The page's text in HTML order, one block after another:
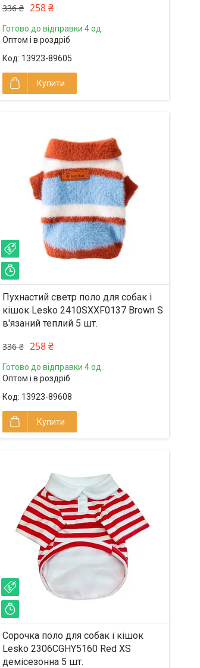
336 ₴ 258 ₴
Готово до відправки 4 од.
Оптом і в роздріб
13923-89605
Купити
Пухнастий светр поло для собак і
кішок Lesko 2410SXXF0137 Brown S
в'язаний теплий 5 шт.
336 ₴ 258 ₴
Готово до відправки 4 од.
Оптом і в роздріб
13923-89608
Купити
Сорочка поло для собак і кішок
Lesko 2306CGHY5160 Red XS
демісезонна 5 шт.